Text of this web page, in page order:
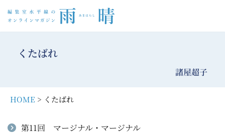
へ
キ
くたばれ
諸屋超子
HOME > くたばれ
第11回 マージナル・マージナル